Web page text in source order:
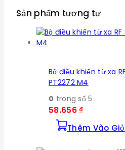
Sản phẩm tương tự
Bộ điều khiển từ xa
PT2272 M4
0 trong số 5
58.656 ₫
Thêm Vào